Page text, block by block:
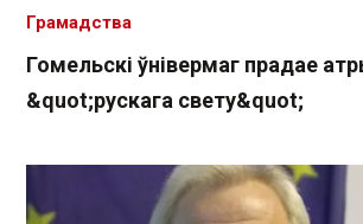
Гомельскі ўнівермаг прадае
&quot;рускага свету&quot;
Грамадства